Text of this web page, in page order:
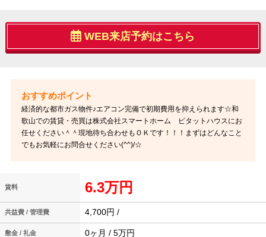
WEB来店予約はこちら
経済的な都市ガス物件♪エアコン完備で初期費用を抑えられます☆和
歌山での賃貸・売買は株式会社スマートホーム ピタットハウスにお
任せください＾＾現地待ち合わせもＯＫです！！！まずはどんなこと
でもお気軽にお問合せください(^^)/☆
賃料 6.3万円
共益費 / 管理費 4,700円 /
敷金 / 礼金 0ヶ月 / 5万円